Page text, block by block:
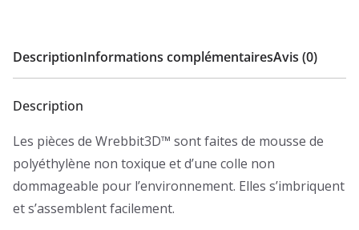
DescriptionInformations complémentairesAvis (0)
Description
Les pièces de Wrebbit3D™ sont faites de mousse de
polyéthylène non toxique et d’une colle non
dommageable pour l’environnement. Elles s’imbriquent
et s’assemblent facilement.